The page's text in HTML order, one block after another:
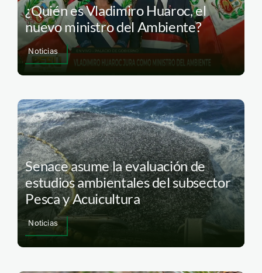
¿Quién es Vladimiro Huaroc, el
nuevo ministro del Ambiente?
Noticias
Senace asume la evaluación de
estudios ambientales del subsector
Pesca y Acuicultura
Noticias